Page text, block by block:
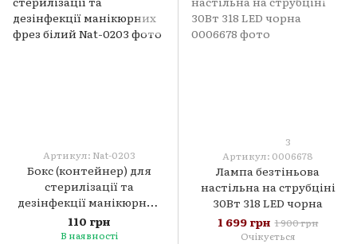
Артикул: Nat-0203
Бокс (контейнер) для
стерилізації та
дезінфекції манікюрних
фрез білий
110 грн
В наявності
3
Артикул: 0006678
Лампа безтіньова
настільна на струбціні
30Вт 318 LED чорна
1 699 грн 1 900 грн
Очікується